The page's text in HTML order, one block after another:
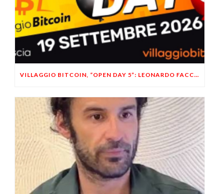
VILLAGGIO BITCOIN, “OPEN DAY 5”: LEONARDO FACCO OSPITE A BRESCIA